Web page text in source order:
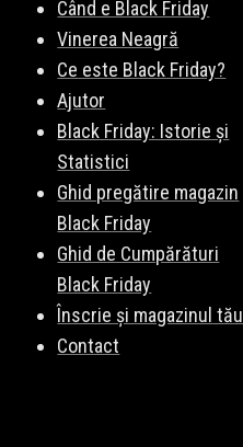
Când e Black Friday
Vinerea Neagră
Ce este Black Friday?
Ajutor
Black Friday: Istorie și
Statistici
Ghid pregătire magazin
Black Friday
Ghid de Cumpărături
Black Friday
Înscrie și magazinul tău
Contact